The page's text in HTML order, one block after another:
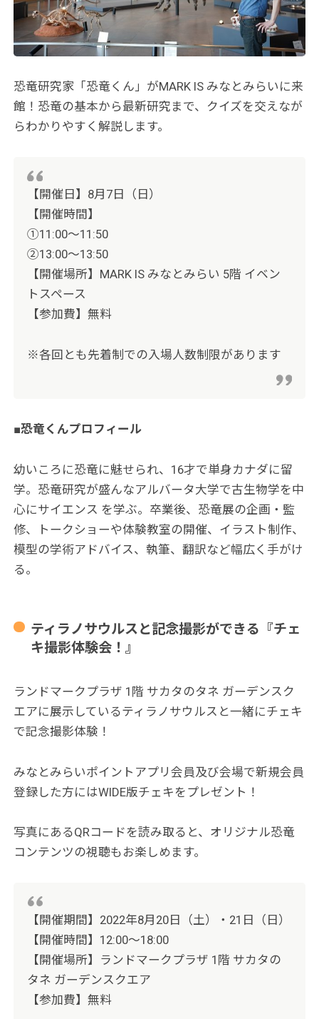
恐竜研究家「恐竜くん」がMARK IS みなとみらいに来
館！恐竜の基本から最新研究まで、クイズを交えなが
らわかりやすく解説します。
【開催日】8月7日（日）
【開催時間】
①11:00～11:50
②13:00～13:50
【開催場所】MARK IS みなとみらい 5階 イベン
トスペース
【参加費】無料
※各回とも先着制での入場人数制限があります
■恐竜くんプロフィール
幼いころに恐竜に魅せられ、16才で単身カナダに留
学。恐竜研究が盛んなアルバータ大学で古生物学を中
心にサイエンス を学ぶ。卒業後、恐竜展の企画・監
修、トークショーや体験教室の開催、イラスト制作、
模型の学術アドバイス、執筆、翻訳など幅広く手がけ
る。
ティラノサウルスと記念撮影ができる『チェ
キ撮影体験会！』
ランドマークプラザ 1階 サカタのタネ ガーデンスク
エアに展示しているティラノサウルスと一緒にチェキ
で記念撮影体験！
みなとみらいポイントアプリ会員及び会場で新規会員
登録した方にはWIDE版チェキをプレゼント！
写真にあるQRコードを読み取ると、オリジナル恐竜
コンテンツの視聴もお楽しめます。
【開催期間】2022年8月20日（土）・21日（日）
【開催時間】12:00～18:00
【開催場所】ランドマークプラザ 1階 サカタの
タネ ガーデンスクエア
【参加費】無料